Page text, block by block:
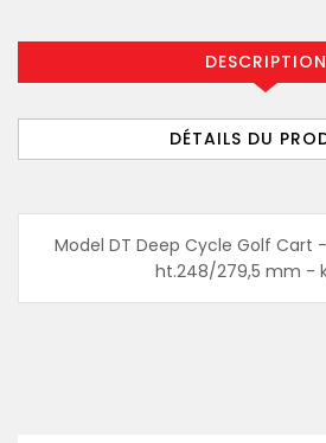
DESCRIPTION
DÉTAILS DU
Model DT Deep Cycle Golf Cart -
ht.248/279,5 mm -